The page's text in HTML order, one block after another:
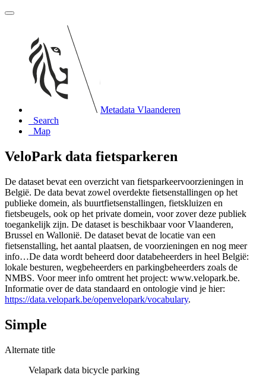
Metadata Vlaanderen
Search
Map
VeloPark data fietsparkeren
De dataset bevat een overzicht van fietsparkeervoorzieningen in
België. De data bevat zowel overdekte fietsenstallingen op het
publieke domein, als buurtfietsenstallingen, fietskluizen en
fietsbeugels, ook op het private domein, voor zover deze publiek
toegankelijk zijn. De dataset is beschikbaar voor Vlaanderen,
Brussel en Wallonië. De dataset bevat de locatie van een
fietsenstalling, het aantal plaatsen, de voorzieningen en nog meer
info…De data wordt beheerd door databeheerders in heel België:
lokale besturen, wegbeheerders en parkingbeheerders zoals de
NMBS. Voor meer info omtrent het project: www.velopark.be.
Informatie over de data standaard en ontologie vind je hier:
https://data.velopark.be/openvelopark/vocabulary.
Simple
Alternate title
Velapark data bicycle parking